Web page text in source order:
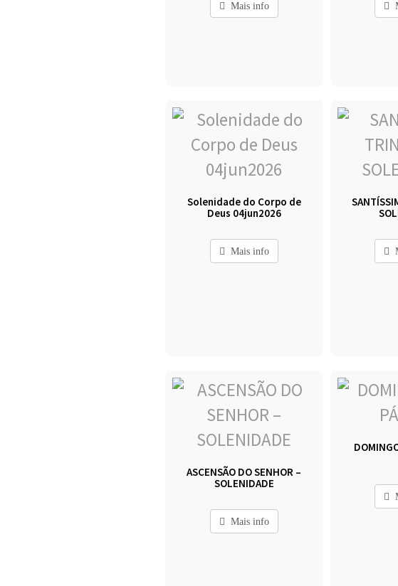
Mais info
Solenidade do Corpo de
Deus 04jun2026
Mais info
ASCENSÃO DO SENHOR –
SOLENIDADE
Mais info